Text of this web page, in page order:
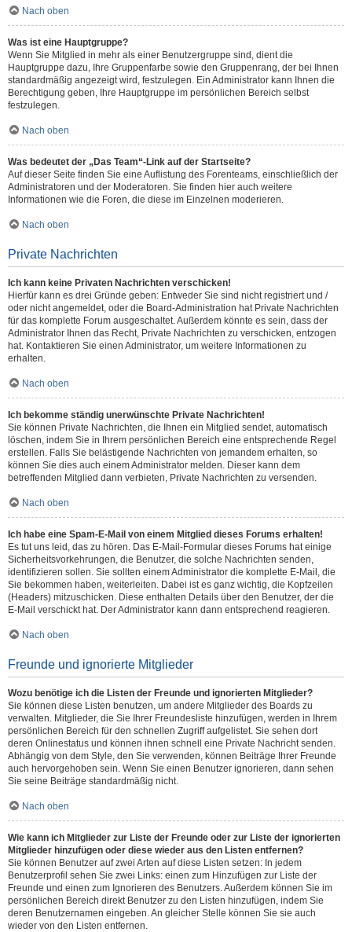
Nach oben
Was ist eine Hauptgruppe?
Wenn Sie Mitglied in mehr als einer Benutzergruppe sind, dient die
Hauptgruppe dazu, Ihre Gruppenfarbe sowie den Gruppenrang, der bei Ihnen
standardmäßig angezeigt wird, festzulegen. Ein Administrator kann Ihnen die
Berechtigung geben, Ihre Hauptgruppe im persönlichen Bereich selbst
festzulegen.
Nach oben
Was bedeutet der „Das Team“-Link auf der Startseite?
Auf dieser Seite finden Sie eine Auflistung des Forenteams, einschließlich der
Administratoren und der Moderatoren. Sie finden hier auch weitere
Informationen wie die Foren, die diese im Einzelnen moderieren.
Nach oben
Private Nachrichten
Ich kann keine Privaten Nachrichten verschicken!
Hierfür kann es drei Gründe geben: Entweder Sie sind nicht registriert und /
oder nicht angemeldet, oder die Board-Administration hat Private Nachrichten
für das komplette Forum ausgeschaltet. Außerdem könnte es sein, dass der
Administrator Ihnen das Recht, Private Nachrichten zu verschicken, entzogen
hat. Kontaktieren Sie einen Administrator, um weitere Informationen zu
erhalten.
Nach oben
Ich bekomme ständig unerwünschte Private Nachrichten!
Sie können Private Nachrichten, die Ihnen ein Mitglied sendet, automatisch
löschen, indem Sie in Ihrem persönlichen Bereich eine entsprechende Regel
erstellen. Falls Sie belästigende Nachrichten von jemandem erhalten, so
können Sie dies auch einem Administrator melden. Dieser kann dem
betreffenden Mitglied dann verbieten, Private Nachrichten zu versenden.
Nach oben
Ich habe eine Spam-E-Mail von einem Mitglied dieses Forums erhalten!
Es tut uns leid, das zu hören. Das E-Mail-Formular dieses Forums hat einige
Sicherheitsvorkehrungen, die Benutzer, die solche Nachrichten senden,
identifizieren sollen. Sie sollten einem Administrator die komplette E-Mail, die
Sie bekommen haben, weiterleiten. Dabei ist es ganz wichtig, die Kopfzeilen
(Headers) mitzuschicken. Diese enthalten Details über den Benutzer, der die
E-Mail verschickt hat. Der Administrator kann dann entsprechend reagieren.
Nach oben
Freunde und ignorierte Mitglieder
Wozu benötige ich die Listen der Freunde und ignorierten Mitglieder?
Sie können diese Listen benutzen, um andere Mitglieder des Boards zu
verwalten. Mitglieder, die Sie Ihrer Freundesliste hinzufügen, werden in Ihrem
persönlichen Bereich für den schnellen Zugriff aufgelistet. Sie sehen dort
deren Onlinestatus und können ihnen schnell eine Private Nachricht senden.
Abhängig von dem Style, den Sie verwenden, können Beiträge Ihrer Freunde
auch hervorgehoben sein. Wenn Sie einen Benutzer ignorieren, dann sehen
Sie seine Beiträge standardmäßig nicht.
Nach oben
Wie kann ich Mitglieder zur Liste der Freunde oder zur Liste der ignorierten
Mitglieder hinzufügen oder diese wieder aus den Listen entfernen?
Sie können Benutzer auf zwei Arten auf diese Listen setzen: In jedem
Benutzerprofil sehen Sie zwei Links: einen zum Hinzufügen zur Liste der
Freunde und einen zum Ignorieren des Benutzers. Außerdem können Sie im
persönlichen Bereich direkt Benutzer zu den Listen hinzufügen, indem Sie
deren Benutzernamen eingeben. An gleicher Stelle können Sie sie auch
wieder von den Listen entfernen.